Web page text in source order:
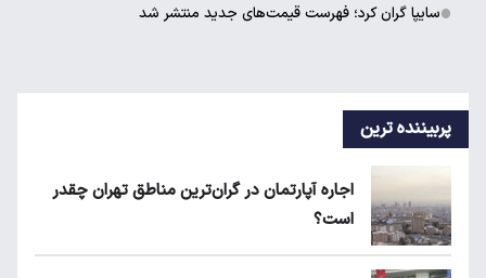
سایپا گران کرد؛ فهرست قیمت‌های جدید منتشر شد
پربیننده ترین
اجاره آپارتمان در گران‌ترین مناطق تهران چقدر
است؟